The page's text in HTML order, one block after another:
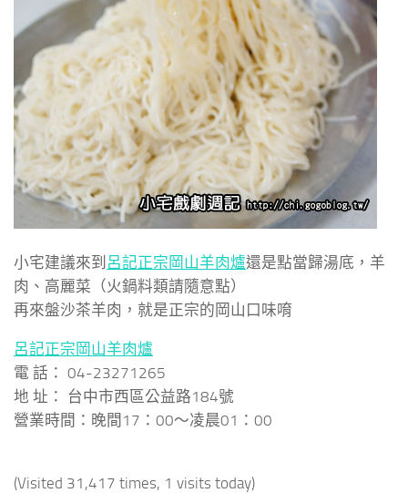
小宅建議來到 呂記正宗岡山羊肉爐還是點當歸湯底，羊
肉、高麗菜（火鍋料類請隨意點）
再來盤沙茶羊肉，就是正宗的岡山口味唷
呂記正宗岡山羊肉爐
電 話： 04-23271265
地 址： 台中市西區公益路184號
營業時間：晚間17：00～凌晨01：00
(Visited 31,417 times, 1 visits today)